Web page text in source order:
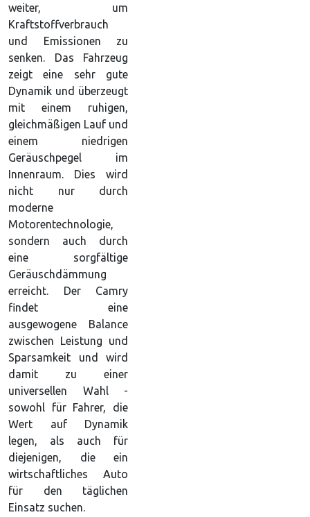
weiter, um
Kraftstoffverbrauch
und Emissionen zu
senken. Das Fahrzeug
zeigt eine sehr gute
Dynamik und überzeugt
mit einem ruhigen,
gleichmäßigen Lauf und
einem niedrigen
Geräuschpegel im
Innenraum. Dies wird
nicht nur durch
moderne
Motorentechnologie,
sondern auch durch
eine sorgfältige
Geräuschdämmung
erreicht. Der Camry
findet eine
ausgewogene Balance
zwischen Leistung und
Sparsamkeit und wird
damit zu einer
universellen Wahl -
sowohl für Fahrer, die
Wert auf Dynamik
legen, als auch für
diejenigen, die ein
wirtschaftliches Auto
für den täglichen
Einsatz suchen.